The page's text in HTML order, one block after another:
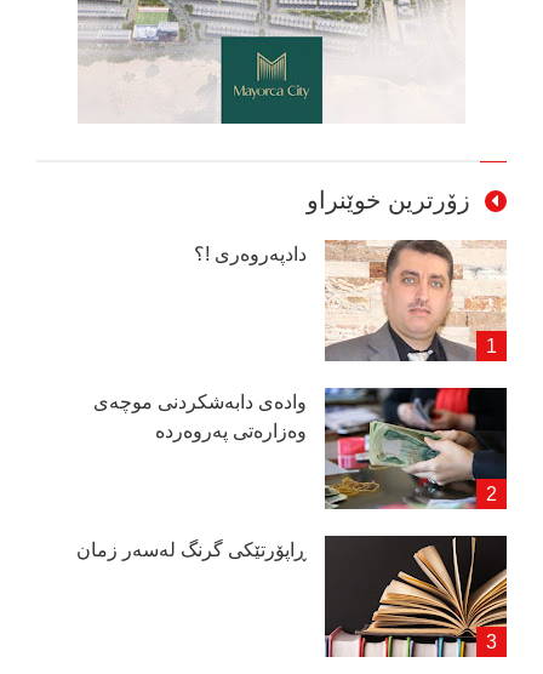
زۆرترین خوێنراو
دادپەروەری !؟
وادەی دابەشكردنی موچەی
وەزارەتی پەروەردە
ڕاپۆرتێكی گرنگ لەسەر زمان